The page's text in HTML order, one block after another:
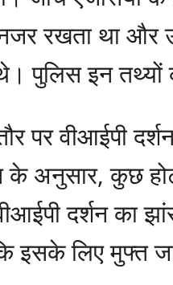
नजर रखता था और
पुलिस इन
पर वीआईपी
अनुसार, कुछ
दर्शन का
इसके लिए मुफ्त